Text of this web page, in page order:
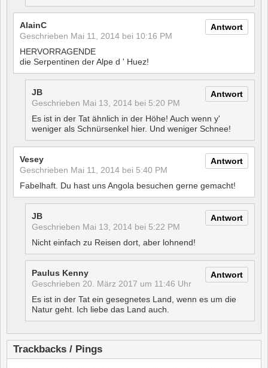
Antwort
AlainC
Geschrieben Mai 11, 2014 bei 10:16 PM
HERVORRAGENDE
die Serpentinen der Alpe d ' Huez!
Antwort
JB
Geschrieben Mai 13, 2014 bei 5:20 PM
Es ist in der Tat ähnlich in der Höhe! Auch wenn y'
weniger als Schnürsenkel hier. Und weniger Schnee!
Antwort
Vesey
Geschrieben Mai 11, 2014 bei 5:40 PM
Fabelhaft. Du hast uns Angola besuchen gerne gemacht!
Antwort
JB
Geschrieben Mai 13, 2014 bei 5:22 PM
Nicht einfach zu Reisen dort, aber lohnend!
Antwort
Paulus Kenny
Geschrieben 20. März 2017 um 11:46 Uhr
Es ist in der Tat ein gesegnetes Land, wenn es um die
Natur geht. Ich liebe das Land auch.
Trackbacks / Pings